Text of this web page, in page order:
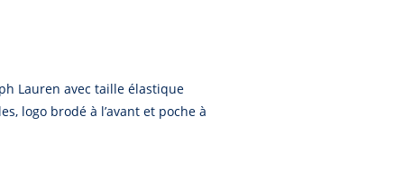
Lauren avec taille élastique
logo brodé à l’avant et poche à